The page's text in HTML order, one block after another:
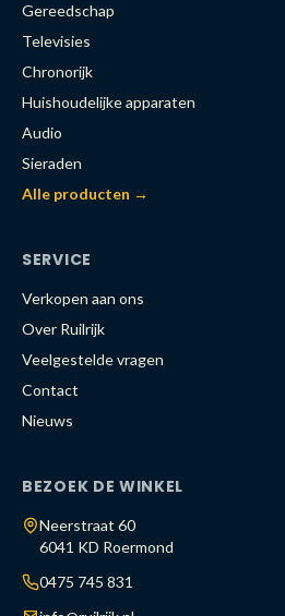
Gereedschap
Televisies
Chronorijk
Huishoudelijke apparaten
Audio
Sieraden
Alle producten →
SERVICE
Verkopen aan ons
Over Ruilrijk
Veelgestelde vragen
Contact
Nieuws
BEZOEK DE WINKEL
Neerstraat 60
6041 KD Roermond
0475 745 831